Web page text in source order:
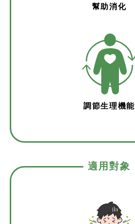
幫助消化
調節生理機能